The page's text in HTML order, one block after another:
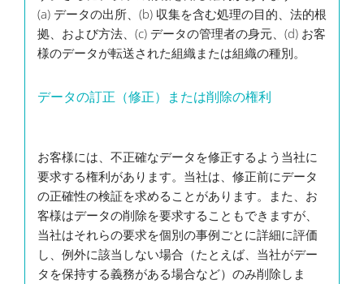
(a) データの出所、(b) 収集を含む処理の目的、法的根
拠、および方法、(c) データの管理者の身元、(d) お客
様のデータが転送された組織または組織の種別。
データの訂正（修正）または削除の権利
お客様には、不正確なデータを修正するよう当社に
要求する権利があります。当社は、修正前にデータ
の正確性の検証を求めることがあります。また、お
客様はデータの削除を要求することもできますが、
当社はそれらの要求を個別の事例ごとに詳細に評価
し、例外に該当しない場合（たとえば、当社がデー
タを保持する義務がある場合など）のみ削除しま